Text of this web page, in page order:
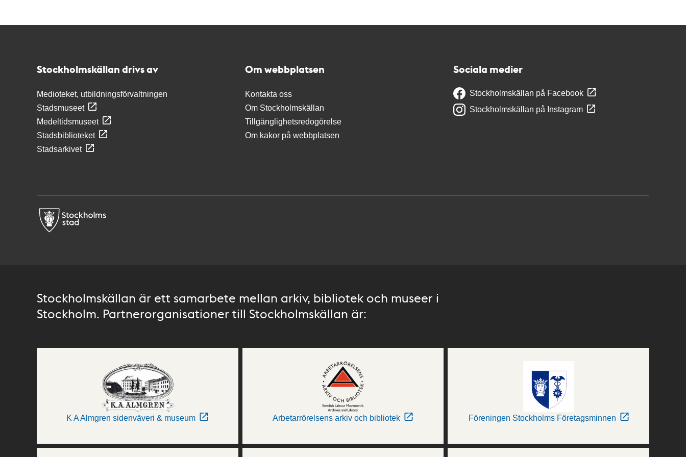
Stockholmskällan drivs av
Medioteket, utbildningsförvaltningen
Stadsmuseet
Medeltidsmuseet
Stadsbiblioteket
Stadsarkivet
Om webbplatsen
Kontakta oss
Om Stockholmskällan
Tillgänglighetsredogörelse
Om kakor på webbplatsen
Sociala medier
Stockholmskällan på Facebook
Stockholmskällan på Instagram
Stockholmskällan är ett samarbete mellan arkiv, bibliotek och museer i
Stockholm. Partnerorganisationer till Stockholmskällan är:
K A Almgren sidenväveri & museum Arbetarrörelsens arkiv och bibliotek Föreningen Stockholms Företagsminnen